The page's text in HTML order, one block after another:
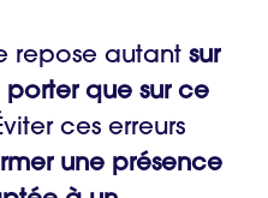
repose autant sur
que sur ce
ces erreurs
une présence